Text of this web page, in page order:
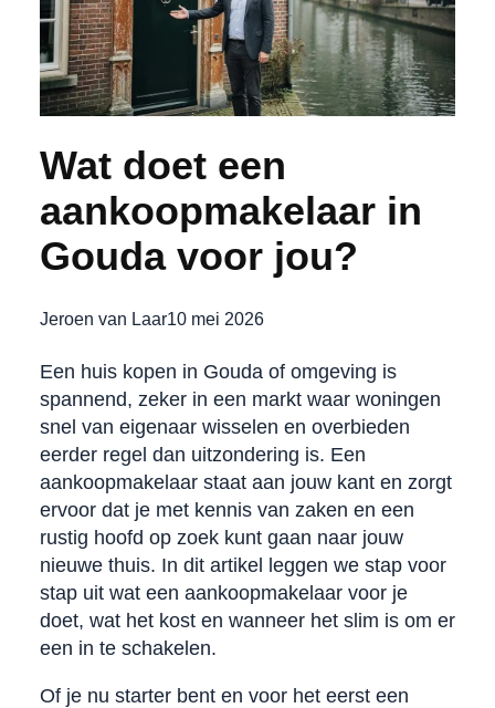
Wat doet een
aankoopmakelaar in
Gouda voor jou?
Jeroen van Laar10 mei 2026
Een huis kopen in Gouda of omgeving is
spannend, zeker in een markt waar woningen
snel van eigenaar wisselen en overbieden
eerder regel dan uitzondering is. Een
aankoopmakelaar staat aan jouw kant en zorgt
ervoor dat je met kennis van zaken en een
rustig hoofd op zoek kunt gaan naar jouw
nieuwe thuis. In dit artikel leggen we stap voor
stap uit wat een aankoopmakelaar voor je
doet, wat het kost en wanneer het slim is om er
een in te schakelen.
Of je nu starter bent en voor het eerst een